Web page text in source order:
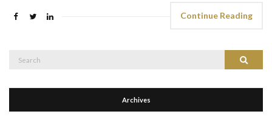
Continue Reading
Search
Archives